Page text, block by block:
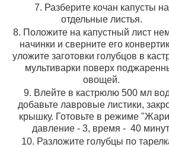
7. Разберите кочан капусты на
отдельные листья.
8. Положите на капустный лист
начинки и сверните его
уложите заготовки голубцов в
мультиварки поверх
овощей.
9. Влейте в кастрюлю 500 мл
добавьте лавровые листики,
крышку. Готовьте в режиме
давление - 3, время - 40
10. Разложите голубцы по